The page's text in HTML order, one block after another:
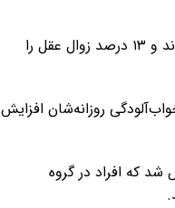
نتایج نشان دادند که ۲۲ درصد از شرکت‌کنندگان در این دوره دچار اختلال شناختی خفیف شدند و ۱۳ درصد زوال عقل را
گروهی که خواب‌آلودگی روزانه‌شان افزایش
که افراد در گروه